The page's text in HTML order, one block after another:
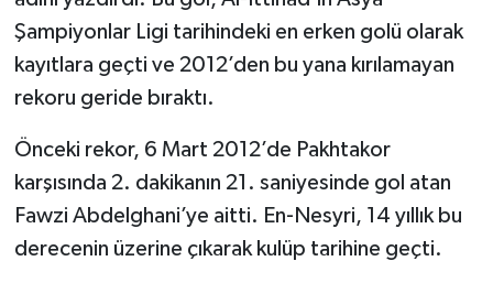
Şampiyonlar Ligi tarihindeki en erken golü olarak
kayıtlara geçti ve 2012’den bu yana kırılamayan
rekoru geride bıraktı.
Önceki rekor, 6 Mart 2012’de Pakhtakor
karşısında 2. dakikanın 21. saniyesinde gol atan
Fawzi Abdelghani’ye aitti. En-Nesyri, 14 yıllık bu
derecenin üzerine çıkarak kulüp tarihine geçti.